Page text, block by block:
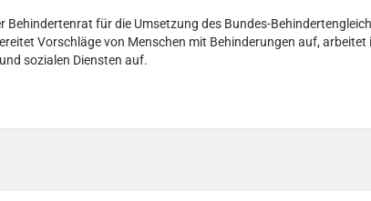
für die Umsetzung des Bundes-
Vorschläge von Menschen mit Behinderungen auf,
sozialen Diensten auf.